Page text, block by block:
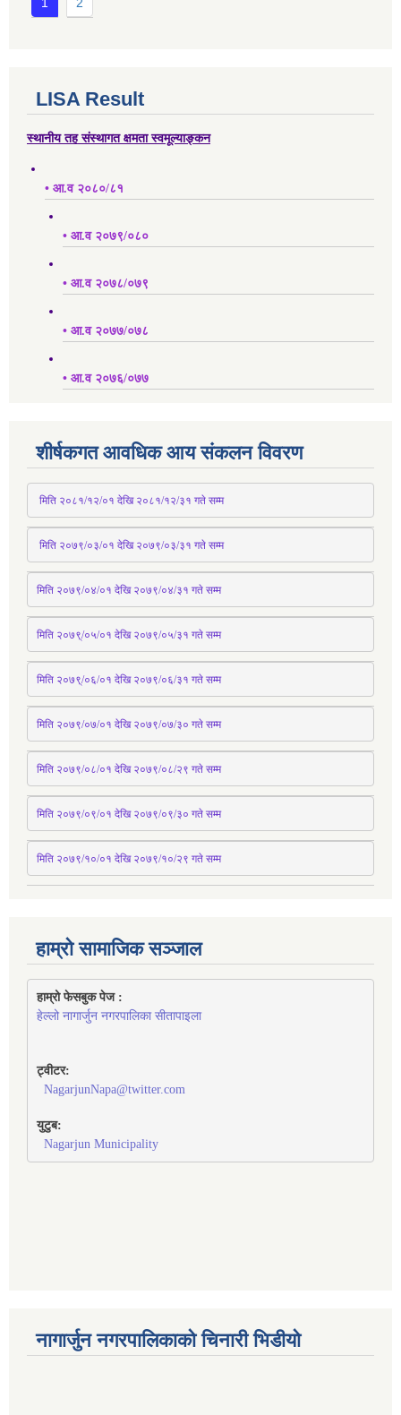
1 2
LISA Result
स्थानीय तह संस्थागत क्षमता स्वमूल्याङ्कन
• आ.व २०८०/८१
• आ.व २०७९/०८०
• आ.व २०७८/०७९
• आ.व २०७७/०७८
• आ.व २०७६/०७७
शीर्षकगत आवधिक आय संकलन विवरण
मिति २०८१/१२/०१ देखि २०८१/१२/३१ गते सम्म
मिति २०७९/०३/०१ देखि २०७९/०३/३१ गते सम्म
मिति २०७९/०४/०१ देखि २०७९/०४/३१ गते सम्म
मिति २०७९्/०५/०१ देखि २०७९/०५/३१ गते सम्म
मिति २०७९्/०६/०१ देखि २०७९/०६/३१ गते सम्म
मिति २०७९/०७/०१ देखि २०७९/०७/३० गते सम्म
मिति २०७९/०८/०१ देखि २०७९/०८/२९ गते सम्म
मिति २०७९/०९/०१ देखि २०७९/०९/३० गते सम्म
मिति २०७९/१०/०१ देखि २०७९/१०/२९ गते सम्म
हाम्रो सामाजिक सञ्जाल
हाम्रो फेसबुक पेज :
हेल्लो नागार्जुन नगरपालिका सीतापाइला
ट्वीटर:
NagarjunNapa@twitter.com
युटुब:
Nagarjun Municipality
नागार्जुन नगरपालिकाको चिनारी भिडीयो